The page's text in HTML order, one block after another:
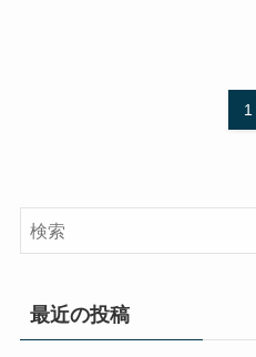
1
最近の投稿